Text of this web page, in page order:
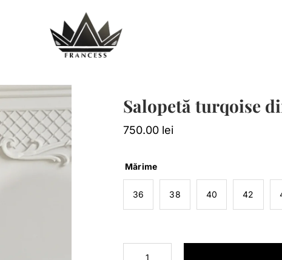
Salopetă turqoise
750.00 lei
Mărime
36 38 40 42